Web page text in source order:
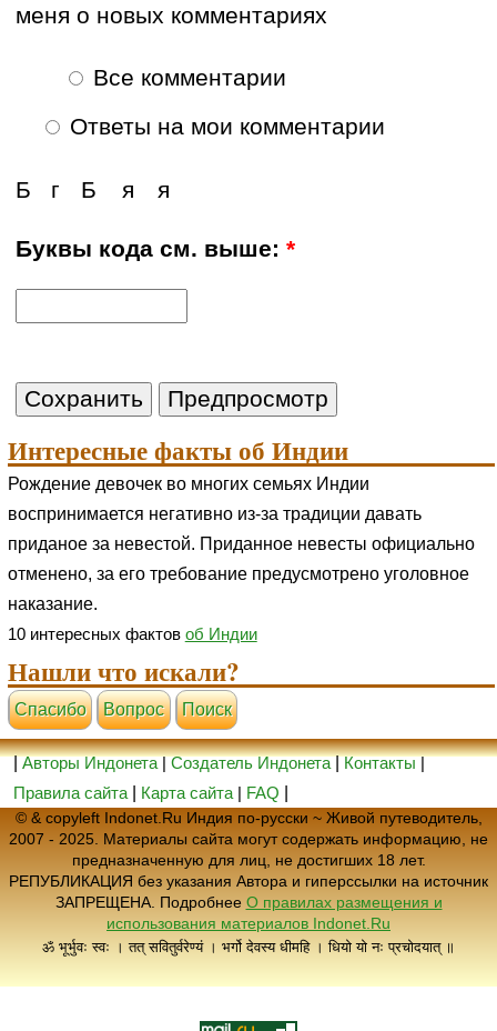
меня о новых комментариях
Все комментарии
Ответы на мои комментарии
я
я
г Б
Б
Буквы кода см. выше:*
Интересные факты об Индии
Рождение девочек во многих семьях Индии
воспринимается негативно из-за традиции давать
приданое за невестой. Приданное невесты официально
отменено, за его требование предусмотрено уголовное
наказание.
10 интересных фактов об Индии
Нашли что искали?
Cпасибо Вопрос Поиск
|Авторы Индонета|Создатель Индонета|Контакты|
Правила сайта
Карта сайта | FAQ
© & copyleft Indonet.Ru Индия по-русски ~ Живой путеводитель,
2007 - 2025. Материалы сайта могут содержать информацию, не
предназначенную для лиц, не достигших 18 лет.
РЕПУБЛИКАЦИЯ без указания Автора и гиперссылки на источник
ЗАПРЕЩЕНА. Подробнее О правилах размещения и
использования материалов Indonet.Ru
ॐ भूर्भुवः स्वः । तत् सवितुर्वरेण्यं । भर्गो देवस्य धीमहि । धियो यो नः प्रचोदयात् ॥